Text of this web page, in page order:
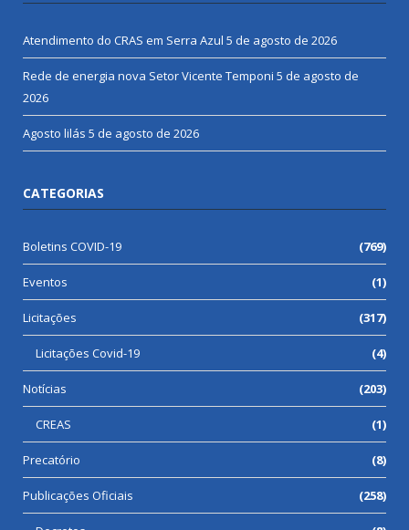
Atendimento do CRAS em Serra Azul 5 de agosto de 2026
Rede de energia nova Setor Vicente Temponi 5 de agosto de
2026
Agosto lilás 5 de agosto de 2026
CATEGORIAS
Boletins COVID-19 (769)
Eventos (1)
Licitações (317)
Licitações Covid-19 (4)
Notícias (203)
CREAS (1)
Precatório (8)
Publicações Oficiais (258)